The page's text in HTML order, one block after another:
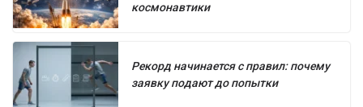
космонавтики
Рекорд начинается с правил: почему
заявку подают до попытки